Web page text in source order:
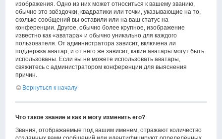
изображения. Одно из них может относиться к вашему званию,
обычно это звёздочки, квадратики или точки, указывающие на то,
сколько сообщений вы оставили или на ваш статус на
конференции. Другое, обычно более крупное, изображение
известно как «аватара» и обычно уникально для каждого
пользователя. От администратора зависит, включена ли
поддержка аватар, и от него же зависит, какие аватары могут быть
использованы. Если вы не можете использовать аватары,
свяжитесь с администратором конференции для выяснения
причин.
Вернуться к началу
Что такое звание и как я могу изменить его?
Звания, отображаемые под вашим именем, отражают количество